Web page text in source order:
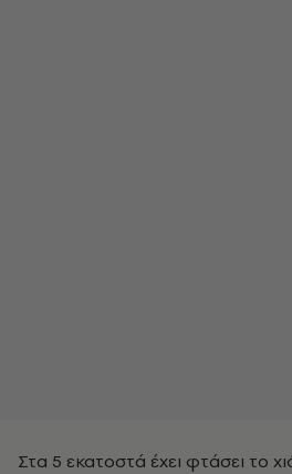
Στα 5 εκατοστά έχει φτάσει το